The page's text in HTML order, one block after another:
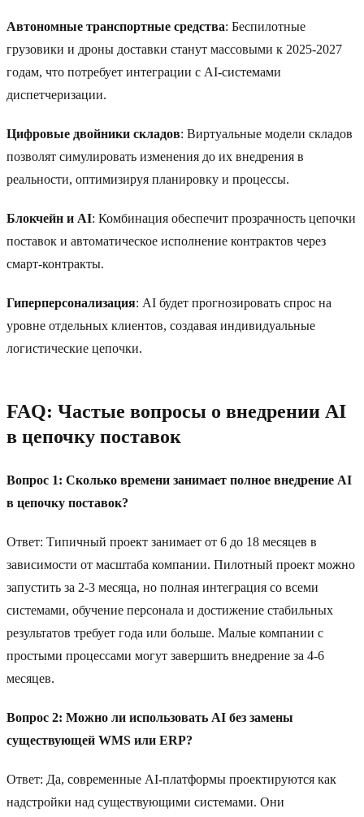
Автономные транспортные средства: Беспилотные
грузовики и дроны доставки станут массовыми к 2025-2027
годам, что потребует интеграции с AI-системами
диспетчеризации.
Цифровые двойники складов: Виртуальные модели складов
позволят симулировать изменения до их внедрения в
реальности, оптимизируя планировку и процессы.
Блокчейн и AI: Комбинация обеспечит прозрачность цепочки
поставок и автоматическое исполнение контрактов через
смарт-контракты.
Гиперперсонализация: AI будет прогнозировать спрос на
уровне отдельных клиентов, создавая индивидуальные
логистические цепочки.
FAQ: Частые вопросы о внедрении AI
в цепочку поставок
Вопрос 1: Сколько времени занимает полное внедрение AI
в цепочку поставок?
Ответ: Типичный проект занимает от 6 до 18 месяцев в
зависимости от масштаба компании. Пилотный проект можно
запустить за 2-3 месяца, но полная интеграция со всеми
системами, обучение персонала и достижение стабильных
результатов требует года или больше. Малые компании с
простыми процессами могут завершить внедрение за 4-6
месяцев.
Вопрос 2: Можно ли использовать AI без замены
существующей WMS или ERP?
Ответ: Да, современные AI-платформы проектируются как
надстройки над существующими системами. Они